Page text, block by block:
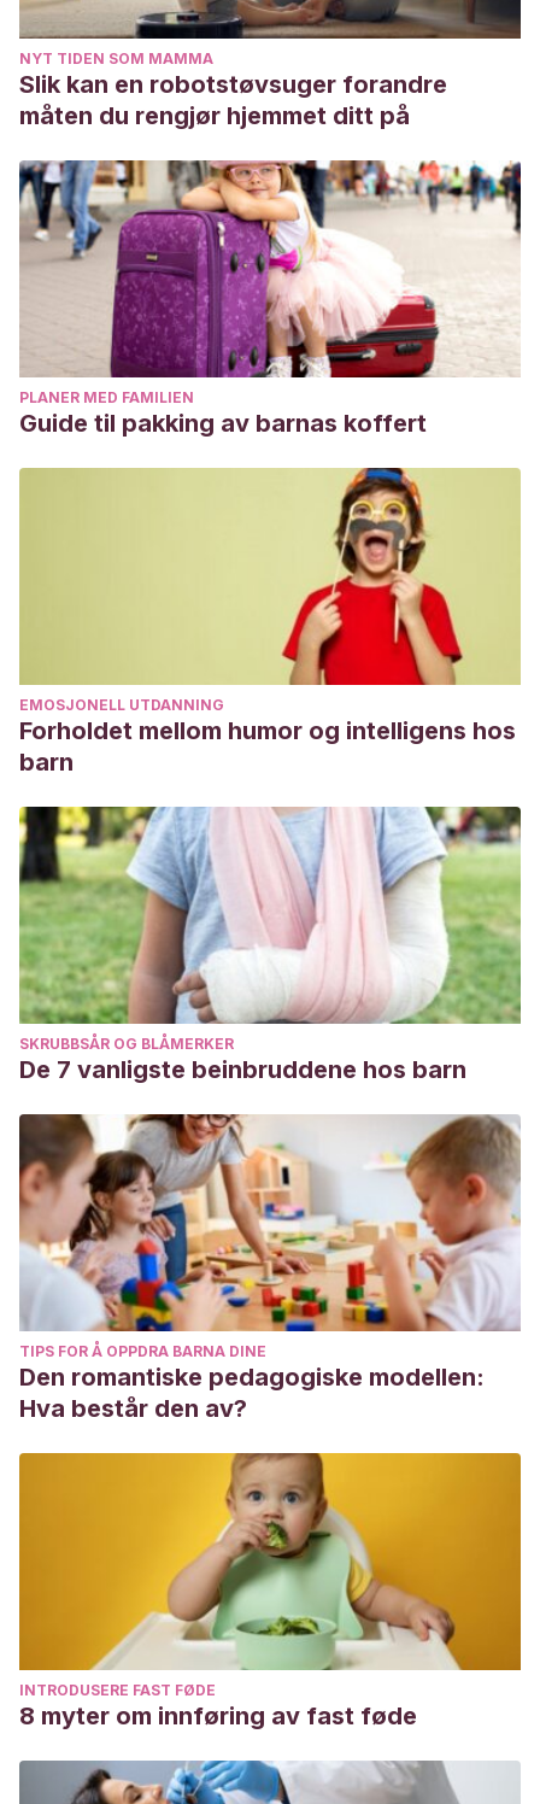
transición a la maternidad y la paternidad.Familia: Revista
de ciencias y orientación familiar, 38, 133-152
Freud, J. K. (2014).El reto de ser padres. B DE BOOKS.
NYT TIDEN SOM MAMMA
Slik kan en robotstøvsuger forandre
måten du rengjør hjemmet ditt på
PLANER MED FAMILIEN
Guide til pakking av barnas koffert
EMOSJONELL UTDANNING
Forholdet mellom humor og intelligens hos
barn
SKRUBBSÅR OG BLÅMERKER
De 7 vanligste beinbruddene hos barn
TIPS FOR Å OPPDRA BARNA DINE
Den romantiske pedagogiske modellen:
Hva består den av?
INTRODUSERE FAST FØDE
8 myter om innføring av fast føde